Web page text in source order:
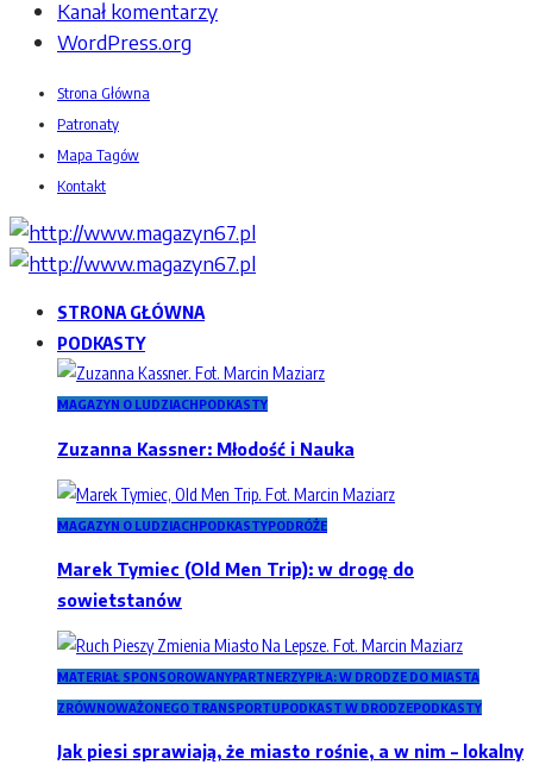
Kanał komentarzy
WordPress.org
Strona Główna
Patronaty
Mapa Tagów
Kontakt
STRONA GŁÓWNA
PODKASTY
MAGAZYN O LUDZIACHPODKASTY
Zuzanna Kassner: Młodość i Nauka
MAGAZYN O LUDZIACHPODKASTYPODRÓŻE
Marek Tymiec (Old Men Trip): w drogę do
sowietstanów
MATERIAŁ SPONSOROWANYPARTNERZYPIŁA: W DRODZE DO MIASTA
ZRÓWNOWAŻONEGO TRANSPORTUPODKAST W DRODZEPODKASTY
Jak piesi sprawiają, że miasto rośnie, a w nim – lokalny